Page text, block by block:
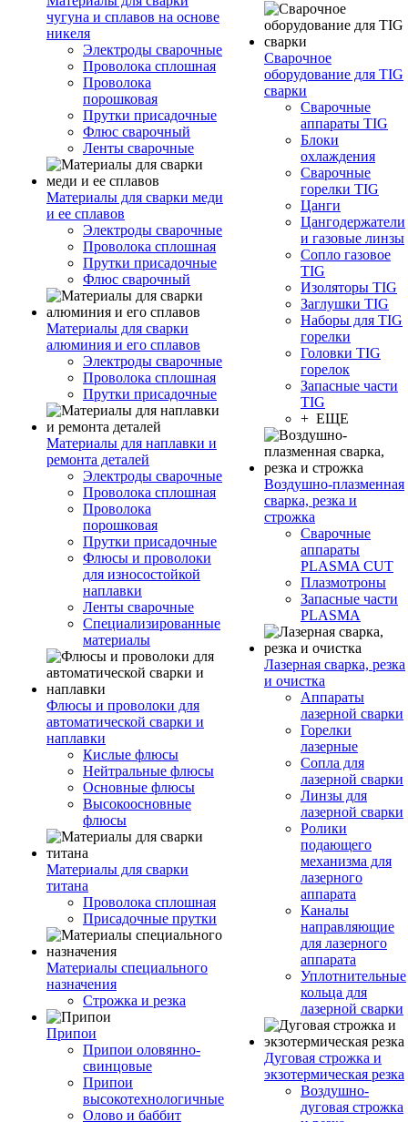
чугуна и сплавов на основе
никеля
Электроды сварочные
Проволока сплошная
Проволока
порошковая
Прутки присадочные
Флюс сварочный
Ленты сварочные
Материалы для сварки меди
и ее сплавов
Электроды сварочные
Проволока сплошная
Прутки присадочные
Флюс сварочный
Материалы для сварки
алюминия и его сплавов
Электроды сварочные
Проволока сплошная
Прутки присадочные
Материалы для наплавки и
ремонта деталей
Электроды сварочные
Проволока сплошная
Проволока
порошковая
Прутки присадочные
Флюсы и проволоки
для износостойкой
наплавки
Ленты сварочные
Специализированные
материалы
Флюсы и проволоки для
автоматической сварки и
наплавки
Кислые флюсы
Нейтральные флюсы
Основные флюсы
Высокоосновные
флюсы
Материалы для сварки
титана
Проволока сплошная
Присадочные прутки
Материалы специального
назначения
Строжка и резка
Припои
Припои оловянно-
свинцовые
Припои
высокотехнологичные
Олово и баббит
Сварочное
оборудование для TIG
сварки
Сварочные
аппараты TIG
Блоки
охлаждения
Сварочные
горелки TIG
Цанги
Цангодержатели
и газовые линзы
Сопло газовое
TIG
Изоляторы TIG
Заглушки TIG
Наборы для TIG
горелки
Головки TIG
горелок
Запасные части
TIG
+ ЕЩЕ
Воздушно-плазменная
сварка, резка и
строжка
Сварочные
аппараты
PLASMA CUT
Плазмотроны
Запасные части
PLASMA
Лазерная сварка, резка
и очистка
Аппараты
лазерной сварки
Горелки
лазерные
Сопла для
лазерной сварки
Линзы для
лазерной сварки
Ролики
подающего
механизма для
лазерного
аппарата
Каналы
направляющие
для лазерного
аппарата
Уплотнительные
кольца для
лазерной сварки
Дуговая строжка и
экзотермическая резка
Воздушно-
дуговая строжка